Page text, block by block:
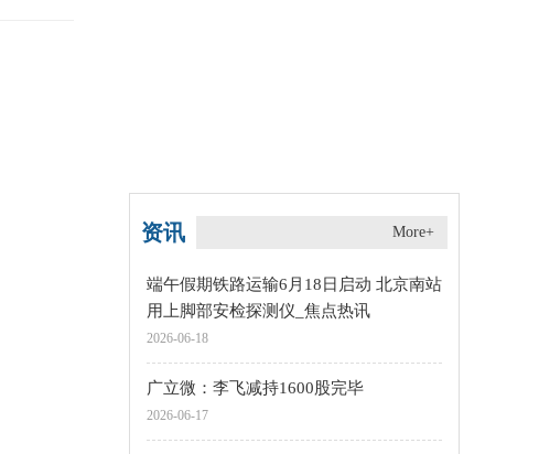
资讯 More+
端午假期铁路运输6月18日启动 北京南站
用上脚部安检探测仪_焦点热讯
2026-06-18
广立微：李飞减持1600股完毕
2026-06-17